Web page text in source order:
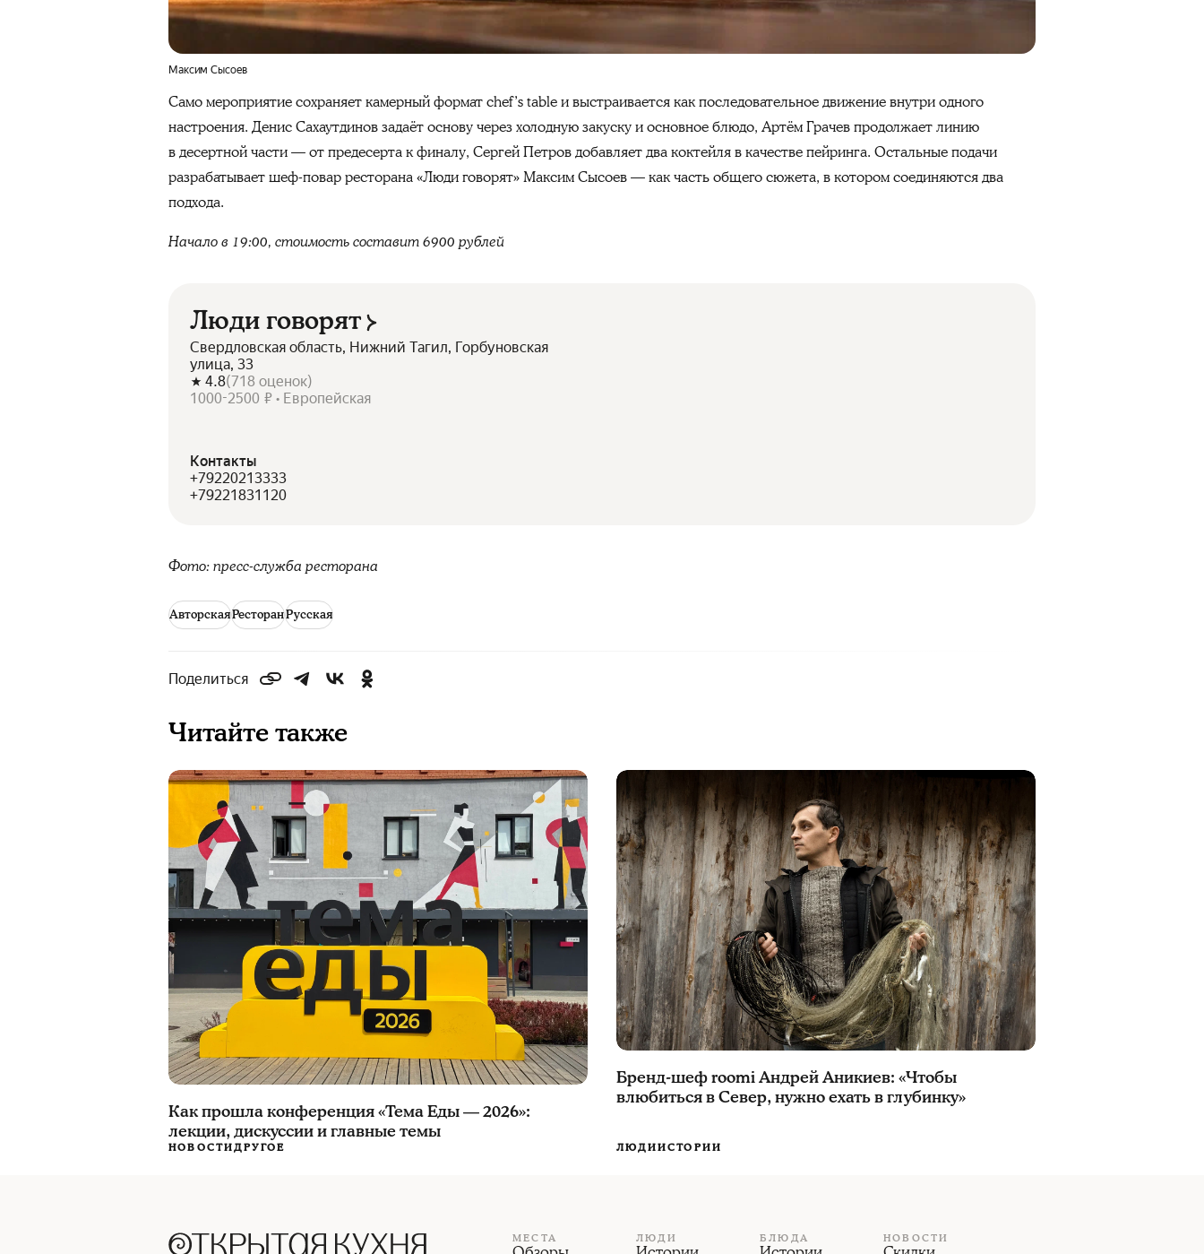
Максим Сысоев
Само мероприятие сохраняет камерный формат chef’s table и выстраивается как последовательное движение внутри одного
настроения. Денис Сахаутдинов задаёт основу через холодную закуску и основное блюдо, Артём Грачев продолжает линию
в десертной части — от предесерта к финалу, Сергей Петров добавляет два коктейля в качестве пейринга. Остальные подачи
разрабатывает шеф-повар ресторана «Люди говорят» Максим Сысоев — как часть общего сюжета, в котором соединяются два
подхода.
Начало в 19:00, стоимость составит 6900 рублей
Люди говорят
Свердловская область, Нижний Тагил, Горбуновская
улица, 33
4.8(718 оценок)
1000-2500 ₽ • Европейская
Контакты
+79220213333
+79221831120
Фото: пресс-служба ресторана
АвторскаяРесторанРусская
Поделиться
Читайте также
Как прошла конференция «Тема Еды — 2026»:
лекции, дискуссии и главные темы
НОВОСТИДРУГОЕ
Бренд-шеф roomi Андрей Аникиев: «Чтобы
влюбиться в Север, нужно ехать в глубинку»
ЛЮДИИСТОРИИ
МЕСТА ЛЮДИ БЛЮДА НОВОСТИ